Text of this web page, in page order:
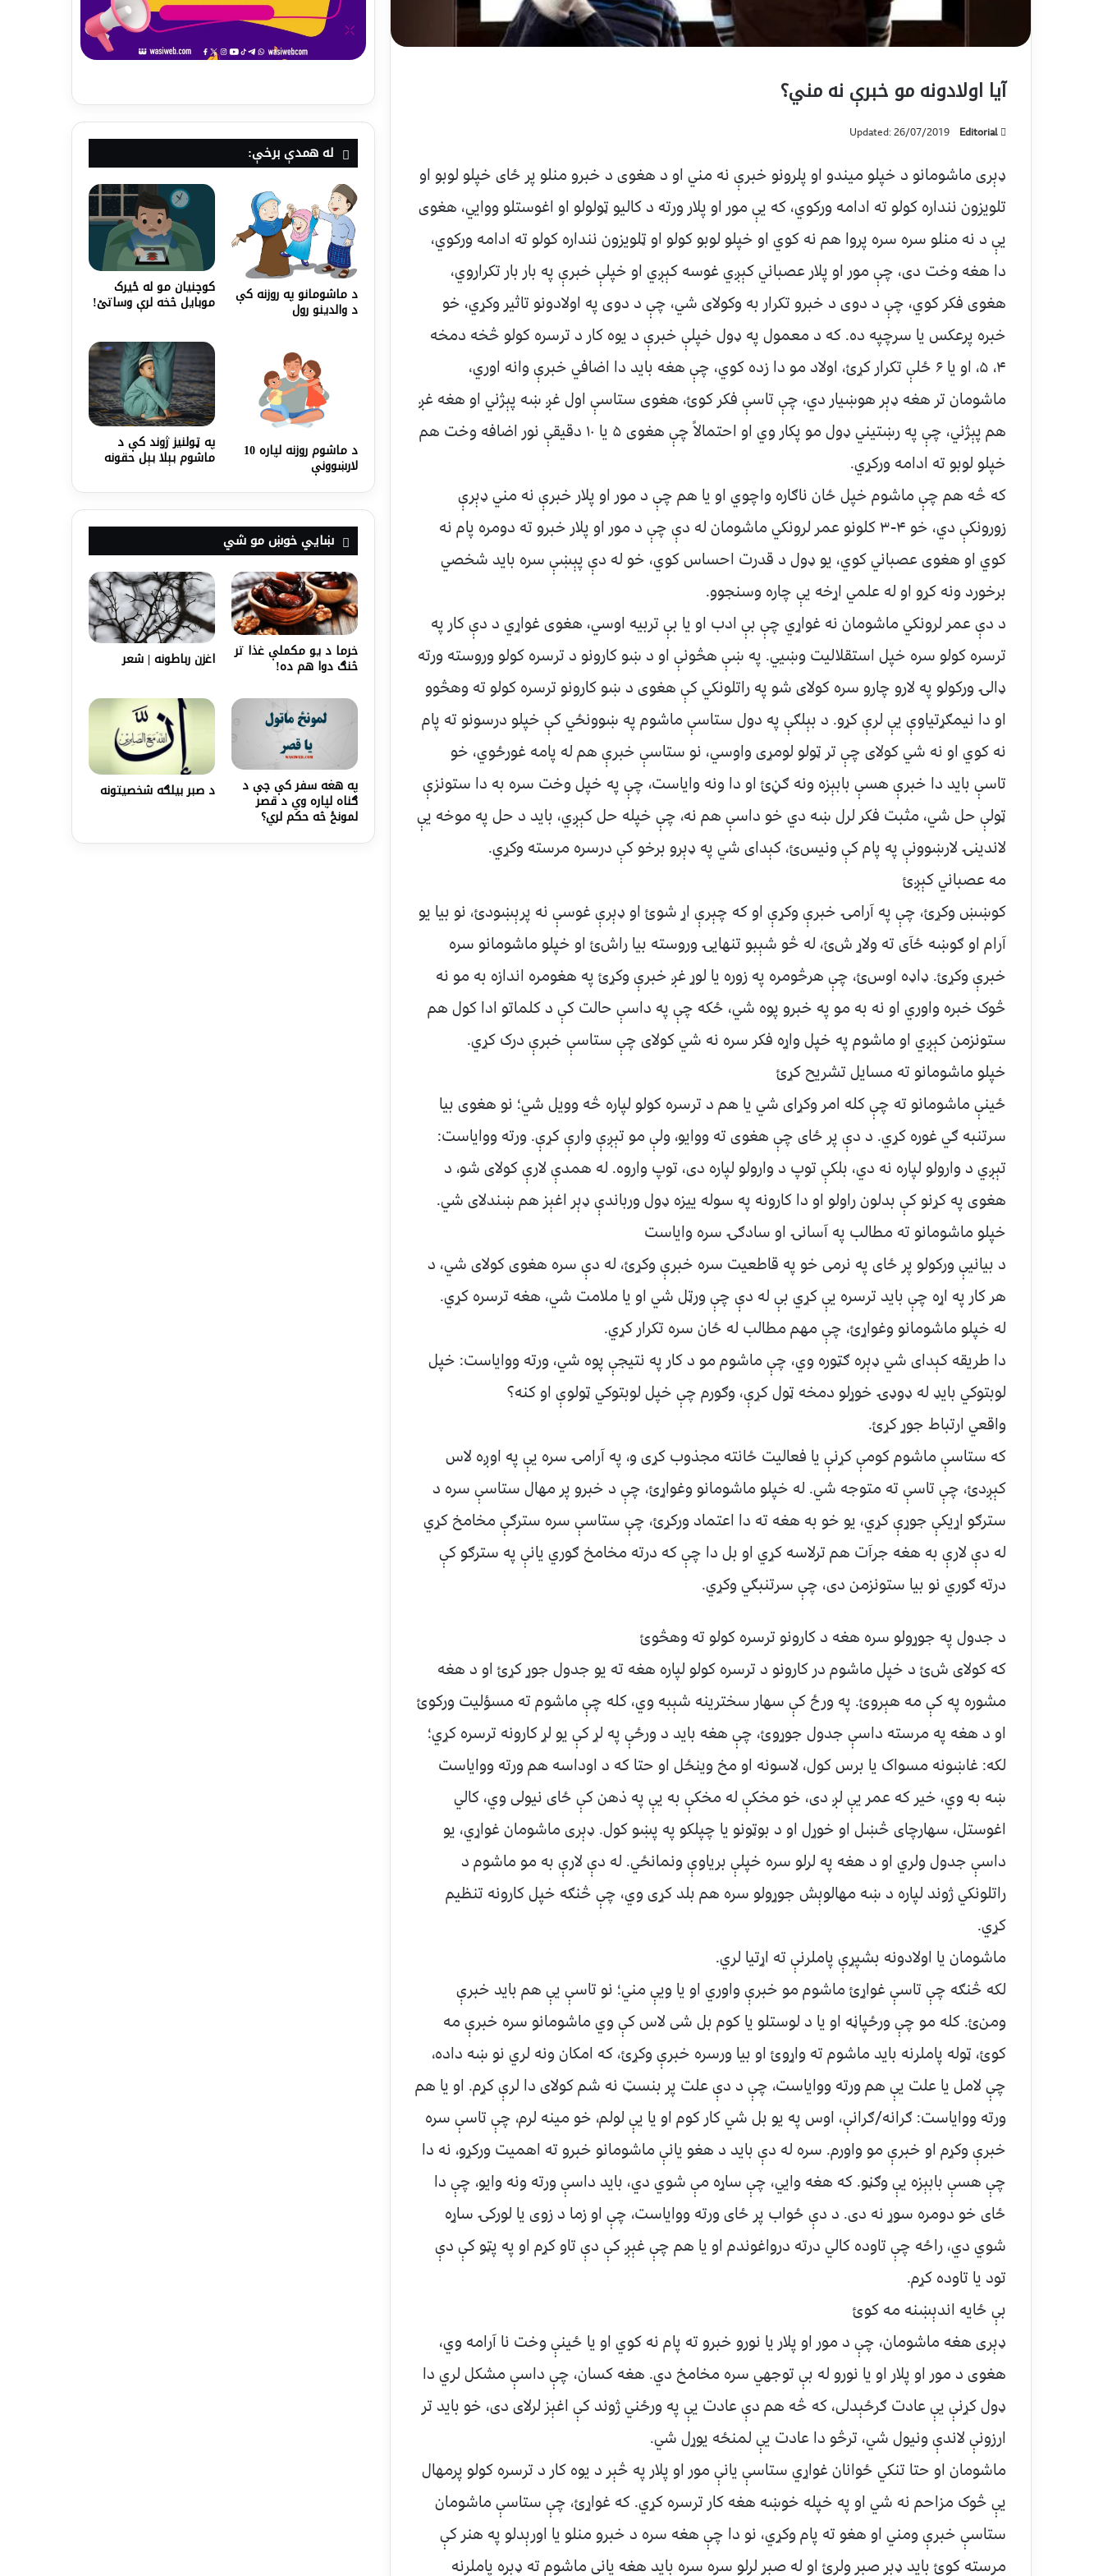
آيا اولادونه مو خبرې نه مني؟
Editorial
Updated: 26/07/2019
ډېری ماشومانو د خپلو ميندو او پلرونو خبرې نه مني او د هغوی د خبرو منلو پر ځای خپلو لوبو او
تلويزون ننداره کولو ته ادامه ورکوي، که یې مور او پلار ورته د کاليو ټولولو او اغوستلو ووايي، هغوی
یې د نه منلو سره سره پروا هم نه کوي او خپلو لوبو کولو او ټلويزون ننداره کولو ته ادامه ورکوي،
دا هغه وخت دی، چې مور او پلار عصباني کېږي غوسه کېږي او خپلې خبرې په بار بار تکراروي،
هغوی فکر کوي، چې د دوی د خبرو تکرار به وکولای شي، چې د دوی په اولادونو تاثير وکړي، خو
خبره پرعکس يا سرچپه ده. که د معمول په ډول خپلې خبرې د یوه کار د ترسره کولو څخه دمخه
۴، ۵، او يا ۶ ځلې تکرار کړﺉ، اولاد مو دا زده کوي، چې هغه بايد دا اضافي خبرې وانه اوري،
ماشومان تر هغه ډېر هوښیار دي، چې تاسې فکر کوﺉ، هغوی ستاسې اول غږ ښه پېژني او هغه غږ
هم پېژني، چې په رښتيني ډول مو پکار وي او احتمالاً چې هغوی ۵ يا ۱۰ دقيقې نور اضافه وخت هم
خپلو لوبو ته ادامه ورکړي.
که څه هم چې ماشوم خپل ځان ناګاره واچوي او يا هم چې د مور او پلار خبرې نه مني ډېرې
زورونکې دي، خو ۴-۳ کلونو عمر لرونکي ماشومان له دې چې د مور او پلار خبرو ته دومره پام نه
کوي او هغوی عصباني کوي، يو ډول د قدرت احساس کوي، خو له دې پېښې سره بايد شخصي
برخورد ونه کړو او له علمي اړخه یې چاره وسنجوو.
د دې عمر لرونکي ماشومان نه غواړي چې بې ادب او یا بې تربيه اوسي، هغوی غواړي د دې کار په
ترسره کولو سره خپل استقلاليت وښيي. په ښې هڅونې او د ښو کارونو د ترسره کولو وروسته ورته
ډالۍ ورکولو په لارو چارو سره کولای شو په راتلونکي کې هغوی د ښو کارونو ترسره کولو ته وهڅوو
او دا نيمګړتياوې یې لرې کړو. د بېلګې په دول ستاسې ماشوم په ښوونځي کې خپلو درسونو ته پام
نه کوي او نه شي کولای چې تر ټولو لومړی واوسي، نو ستاسې خبرې هم له پامه غورځوي، خو
تاسې بايد دا خبرې هسې بابېزه ونه ګڼﺉ او دا ونه واياست، چې په خپل وخت سره به دا ستونزې
ټولې حل شي، مثبت فکر لرل ښه دي خو داسې هم نه، چې خپله حل کېږي، بايد د حل په موخه یې
لاندينۍ لارښوونې په پام کې ونیسﺉ، کېدای شي په ډېرو برخو کې درسره مرسته وکړي.
مه عصباني کېږﺉ
کوښښ وکړﺉ، چې په آرامۍ خبرې وکړې او که چېرې اړ شوﺉ او ډېرې غوسې نه پرېښودﺉ، نو بيا يو
آرام او ګوښه ځآی ته ولاړ شﺉ، له څو شېبو تنهايۍ وروسته بیا راشﺉ او خپلو ماشومانو سره
خبرې وکړﺉ. ډاډه اوسﺉ، چې هرڅومره په زوره يا لوړ غږ خبرې وکړﺉ په هغومره اندازه به مو نه
څوک خبره واوري او نه به مو په خبرو پوه شي، ځکه چې په داسې حالت کې د کلماتو ادا کول هم
ستونزمن کېږي او ماشوم په خپل واړه فکر سره نه شي کولای چې ستاسې خبرې درک کړي.
خپلو ماشومانو ته مسايل تشریح کړﺉ
ځينې ماشومانو ته چې کله امر وکړای شي يا هم د ترسره کولو لپاره څه وويل شي؛ نو هغوی بیا
سرتنبه ګي غوره کړي. د دې پر ځای چې هغوی ته ووايو، ولې مو تېږې وارې کړې. ورته ووایاست:
تېږي د وارولو لپاره نه دي، بلکې توپ د وارولو لپاره دی، توپ واروه. له همدې لارې کولای شو، د
هغوی په کړنو کې بدلون راولو او دا کارونه په سوله ييزه ډول ورباندې ډېر اغېز هم ښندلای شي.
خپلو ماشومانو ته مطالب په آسانۍ او سادګۍ سره واياست
د بيانیې ورکولو پر ځای په نرمی خو په قاطعيت سره خبرې وکړﺉ، له دې سره هغوی کولای شي، د
هر کار په اړه چې بايد ترسره یې کړي بې له دې چې ورټل شي او یا ملامت شي، هغه ترسره کړي.
له خپلو ماشومانو وغواړﺉ، چې مهم مطالب له ځان سره تکرار کړي.
دا طریقه کېدای شي ډېره ګټوره وي، چې ماشوم مو د کار په نتيجې پوه شي، ورته ووایاست: خپل
لوبتوکي بايډ له ډوډۍ خوړلو دمخه ټول کړې، وګورم چې خپل لوبتوکي ټولوې او کنه؟
واقعي ارتباط جوړ کړﺉ.
که ستاسې ماشوم کومې کړنې یا فعاليت ځانته مجذوب کړی و، په آرامۍ سره یې په اوږه لاس
کېږدﺉ، چې تاسې ته متوجه شي. له خپلو ماشومانو وغواړﺉ، چې د خبرو پر مهال ستاسې سره د
سترګو اړيکې جوړې کړي، يو خو به هغه ته دا اعتماد ورکړﺉ، چې ستاسې سره سترګې مخامخ کړي
له دې لارې به هغه جرآت هم ترلاسه کړي او بل دا چې که درته مخامخ ګوري یانې په سترګو کې
درته ګوري نو بیا ستونزمن دی، چې سرتنبګي وکړي.
د جدول په جوړولو سره هغه د کارونو ترسره کولو ته وهڅوﺉ
که کولای شﺉ د خپل ماشوم در کارونو د ترسره کولو لپاره هغه ته يو جدول جوړ کړﺉ او د هغه
مشوره په کې مه هېروﺉ. په ورځ کې سهار سخترينه شېبه وي، کله چې ماشوم ته مسؤليت ورکوﺉ
او د هغه په مرسته داسې جدول جوړوﺉ، چې هغه بايد د ورځې په لړ کې یو لړ کارونه ترسره کړي؛
لکه: غاښونه مسواک يا برس کول، لاسونه او مخ وينځل او حتا که د اوداسه هم ورته وواياست
ښه به وي، خیر که عمر یې لږ دی، خو مخکې له مخکې به یې په ذهن کې ځای نيولی وي، کالي
اغوستل، سهارچای څښل او خوړل او د بوټونو يا چپلکو په پښو کول. ډېری ماشومان غواړي، يو
داسې جدول ولري او د هغه په لرلو سره خپلې برياوې ونمانځي. له دې لارې به مو ماشوم د
راتلونکي ژوند لپاره د ښه مهالوېش جوړولو سره هم بلد کړی وي، چې څنګه خپل کارونه تنظيم
کړي.
ماشومان يا اولادونه بشپړې پاملرنې ته اړتيا لري.
لکه څنګه چې تاسې غواړﺉ ماشوم مو خبرې واوري او يا ویې مني؛ نو تاسې یې هم بايد خبرې
ومنﺉ. کله مو چې ورځپاڼه او يا د لوستلو يا کوم بل شی لاس کې وي ماشومانو سره خبرې مه
کوﺉ، ټوله پاملرنه باید ماشوم ته واړوﺉ او بیا ورسره خبرې وکړﺉ، که امکان ونه لري نو ښه داده،
چې لامل یا علت یې هم ورته وواياست، چې د دې علت پر بنسټ نه شم کولای دا لرې کړم. او يا هم
ورته ووایاست: ګرانه/ګرانې، اوس په یو بل شي کار کوم او یا یې لولم، خو مينه لرم، چې تاسې سره
خبرې وکړم او خبرې مو واورم. سره له دې بايد د هغو يانې ماشومانو خبرو ته اهميت ورکړو، نه دا
چې هسې بابېزه یې وګڼو. که هغه وايي، چې ساړه مې شوي دي، بايد داسې ورته ونه وايو، چې دا
ځای خو دومره سوړ نه دی. د دې ځواب پر ځای ورته ووایاست، چې او زما د زوی یا لورکۍ ساړه
شوي دي، راځه چې تاوده کالي درته درواغوندم او یا هم چې غېږ کې دې تاو کړم او په پټو کې دې
تود يا تاوده کړم.
بې ځايه اندېښنه مه کوﺉ
ډېری هغه ماشومان، چې د مور او پلار يا نورو خبرو ته پام نه کوي او يا ځينې وخت نا آرامه وي،
هغوی د مور او پلار او يا نورو له بې توجهي سره مخامخ دي. هغه کسان، چې داسې مشکل لري دا
ډول کړنې یې عادت ګرځېدلی، که څه هم دې عادت یې په ورځني ژوند کې اغېز لرلای دی، خو بايد تر
ارزونې لاندې ونيول شي، ترڅو دا عادت یې لمنځه يوړل شي.
ماشومان او حتا تنکي ځوانان غواړي ستاسې يانې مور او پلار په څېر د يوه کار د ترسره کولو پرمهال
یې څوک مزاحم نه شي او په خپله خوښه هغه کار ترسره کړي. که غواړﺉ، چې ستاسې ماشومان
ستاسې خبرې ومني او هغو ته پام وکړي، نو دا چې هغه سره د خبرو منلو يا اورېدلو په هنر کې
مرسته کوﺉ بايد ډېر صبر ولرﺉ او له صبر لرلو سره سره بايد هغه يانې ماشوم ته ډېره پاملرنه
له همدې برخې:
د ماشومانو په روزنه کې
د والدینو رول
کوچنیان مو له ځیرک
موبایل څخه لرې وساتئ!
د ماشوم روزنه لپاره 10
لارښوونې
په ټولنيز ژوند کې د
ماشوم بېلا بېل حقونه
ښايي خوښ مو شي
خرما د یو مکملې غذا تر
څنګ دوا هم ده! اغزن رباطونه | شعر
په هغه سفر کې چې د
ګناه لپاره وي د قصر
لمونځ څه حکم لري؟
د صبر بیلګه شخصیتونه